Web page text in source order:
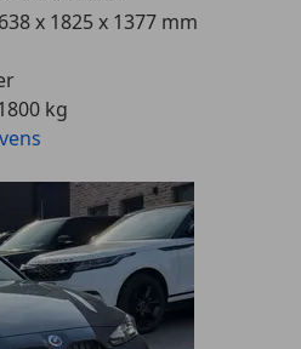
x 1825 x 1377 mm
kg